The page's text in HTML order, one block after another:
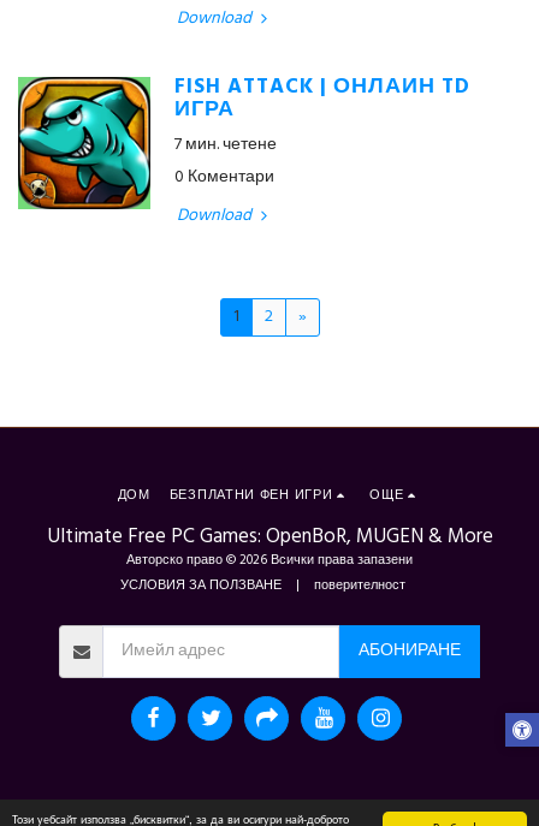
Този уебсайт използва „бисквитки“, за да ви осигури най-доброто
Download
FISH ATTACK | ОНЛАЙН TD
ИГРА
7 мин. четене
0 Коментари
Download
1 2 »
Ultimate Free PC Games: OpenBoR, MUGEN & More
Авторско право © 2026 Всички права запазени
УСЛОВИЯ ЗА ПОЛЗВАНЕ| поверителност
ДОМ БЕЗПЛАТНИ ФЕН ИГРИ ОЩЕ
АБОНИРАНЕ